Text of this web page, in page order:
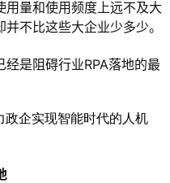
用量和使用频度上远不及大
不比这些大企业少多少。
经是阻碍行业RPA落地的最